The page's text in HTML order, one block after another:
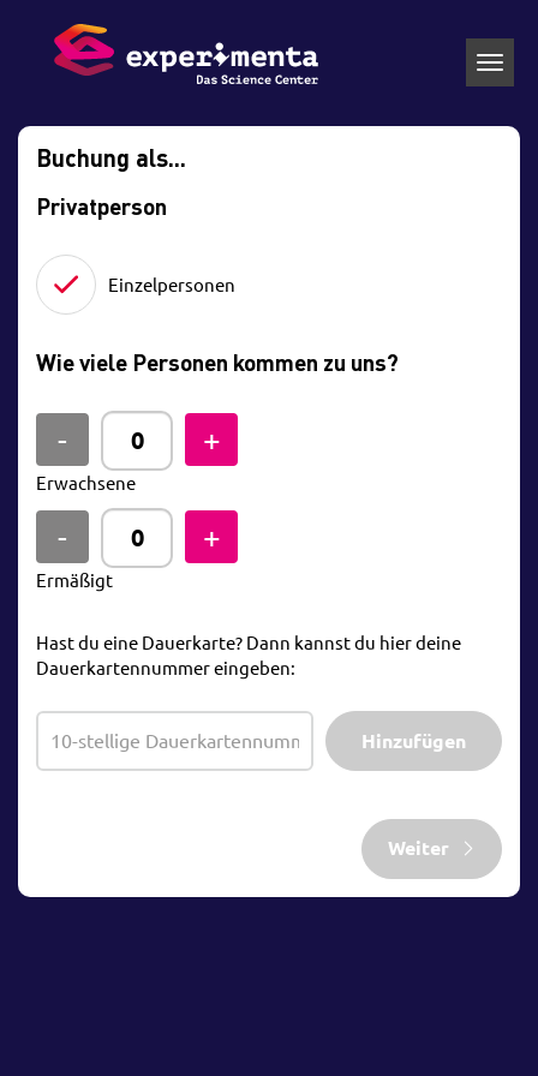
Buchung als...
Privatperson
Einzelpersonen
Wie viele Personen kommen zu uns?
Erwachsene
Ermäßigt
Hast du eine Dauerkarte? Dann kannst du hier deine
Dauerkartennummer eingeben:
Hinzufügen
Weiter